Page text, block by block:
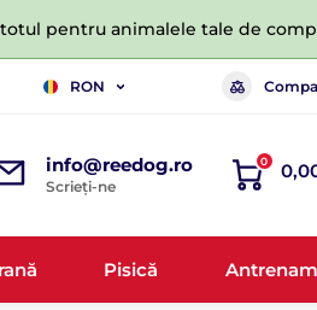
totul pentru animalele tale de
RON
info@reedog.ro
Scrieți-ne
0
Pisică